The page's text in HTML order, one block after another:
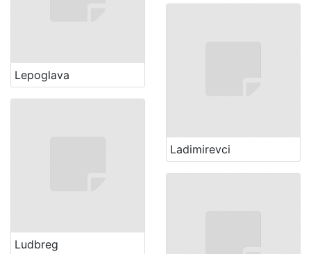
Ladimirevci
Lepoglava
Ludbreg